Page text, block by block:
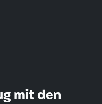
mit den